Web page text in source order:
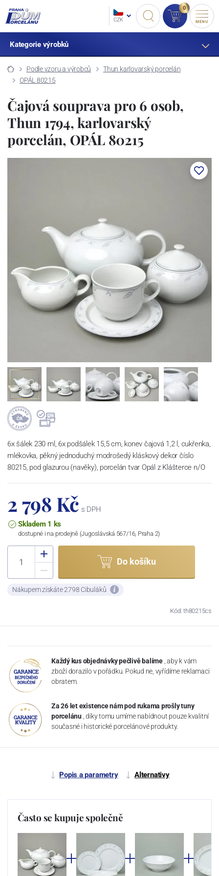
CZK
0
MENU
Kategorie výrobků
Podle vzoru a výrobců
Thun karlovarský porcelán
OPÁL 80215
Čajová souprava pro 6 osob,
Thun 1794, karlovarský
porcelán, OPÁL 80215
6x šálek 230 ml, 6x podšálek 15,5 cm, konev čajová 1,2 l, cukřenka,
mlékovka, pěkný jednoduchý modrošedý kláskový dekor číslo
80215, pod glazurou (navěky), porcelán tvar Opál z Klášterce n/O
2 798 Kč s DPH
Skladem 1 ks
dostupné i na prodejně (Jugoslávská 567/16, Praha 2)
Do košíku
Nákupem získáte 2798 Cibuláků
Kód: th80215cs
Každý kus objednávky pečlivě balíme , aby k vám
zboží dorazilo v pořádku. Pokud ne, vyřídíme reklamaci
obratem.
Za 26 let existence nám pod rukama prošly tuny
porcelánu , díky tomu umíme nabídnout pouze kvalitní
současné i historické porcelánové produkty.
Popis a parametry Alternativy
Často se kupuje společně